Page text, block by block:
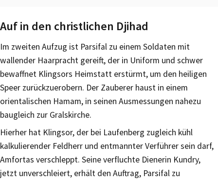
Auf in den christlichen Djihad
Im zweiten Aufzug ist Parsifal zu einem Soldaten mit
wallender Haarpracht gereift, der in Uniform und schwer
bewaffnet Klingsors Heimstatt erstürmt, um den heiligen
Speer zurückzuerobern. Der Zauberer haust in einem
orientalischen Hamam, in seinen Ausmessungen nahezu
baugleich zur Gralskirche.
Hierher hat Klingsor, der bei Laufenberg zugleich kühl
kalkulierender Feldherr und entmannter Verführer sein darf,
Amfortas verschleppt. Seine verfluchte Dienerin Kundry,
jetzt unverschleiert, erhält den Auftrag, Parsifal zu